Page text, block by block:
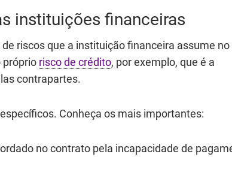
instituições financeiras
riscos que a instituição financeira assume no
próprio risco de crédito, por exemplo, que é a
contrapartes.
Conheça os mais importantes:
no contrato pela incapacidade de